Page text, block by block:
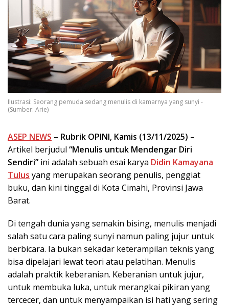
Ilustrasi: Seorang pemuda sedang menulis di kamarnya yang sunyi -
(Sumber: Arie)
ASEP NEWS – Rubrik OPINI, Kamis (13/11/2025) –
Artikel berjudul “Menulis untuk Mendengar Diri
Sendiri” ini adalah sebuah esai karya Didin Kamayana
Tulus yang merupakan seorang penulis, penggiat
buku, dan kini tinggal di Kota Cimahi, Provinsi Jawa
Barat.
Di tengah dunia yang semakin bising, menulis menjadi
salah satu cara paling sunyi namun paling jujur untuk
berbicara. Ia bukan sekadar keterampilan teknis yang
bisa dipelajari lewat teori atau pelatihan. Menulis
adalah praktik keberanian. Keberanian untuk jujur,
untuk membuka luka, untuk merangkai pikiran yang
tercecer, dan untuk menyampaikan isi hati yang sering